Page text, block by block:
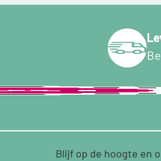
Blijf op de hoogte en